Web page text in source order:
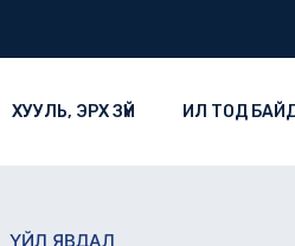
ХУУЛЬ, ЭРХ ЗҮЙ ИЛ ТОД
ҮЙЛ ЯВДАЛ